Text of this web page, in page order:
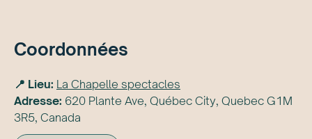
Coordonnées
📍 Lieu: La Chapelle spectacles
Adresse: 620 Plante Ave, Québec City, Quebec G1M
3R5, Canada